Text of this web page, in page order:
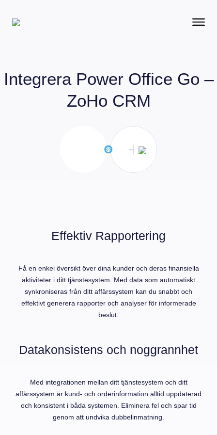
Integrera Power Office Go –
ZoHo CRM
Effektiv Rapportering
Få en enkel översikt över dina kunder och deras finansiella
aktiviteter i ditt tjänstesystem. Med data som automatiskt
synkroniseras från ditt affärssystem kan du snabbt och
effektivt generera rapporter och analyser för informerade
beslut.
Datakonsistens och noggrannhet
Med integrationen mellan ditt tjänstesystem och ditt
affärssystem är kund- och orderinformation alltid uppdaterad
och konsistent i båda systemen. Eliminera fel och spar tid
genom att undvika dubbelinmatning.